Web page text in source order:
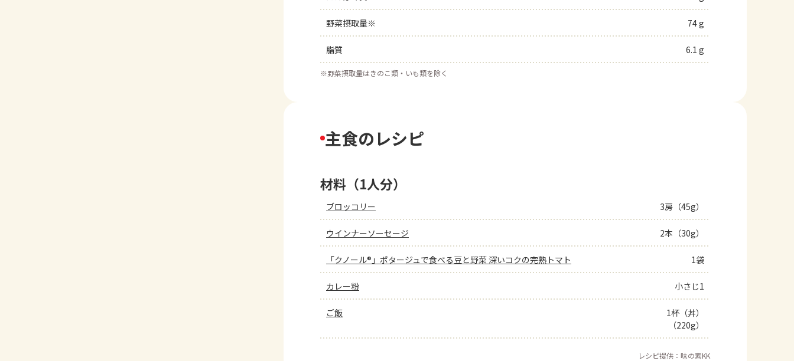
野菜摂取量※ 74 g
脂質 6.1 g
※野菜摂取量はきのこ類・いも類を除く
主食のレシピ
材料（1人分）
ブロッコリー 3房（45g）
ウインナーソーセージ 2本（30g）
「クノール®」ポタージュで食べる豆と野菜 深いコクの完熟トマト 1袋
カレー粉 小さじ1
ご飯
1杯（丼）
（220g）
レシピ提供：味の素KK